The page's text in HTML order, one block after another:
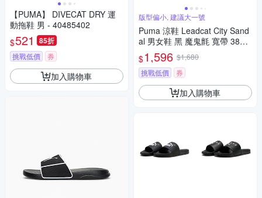
【PUMA】 DIVECAT DRY 運
動拖鞋 男 - 40485402
$521 85折
挑戰低價 券
加入購物車
版型偏小, 建議大一號
Puma 涼鞋 Leadcat City Sand
al 男女鞋 黑 魔鬼氈 寬帶 3890
79-09
$1,596 $1,680
挑戰低價
券
加入購物車